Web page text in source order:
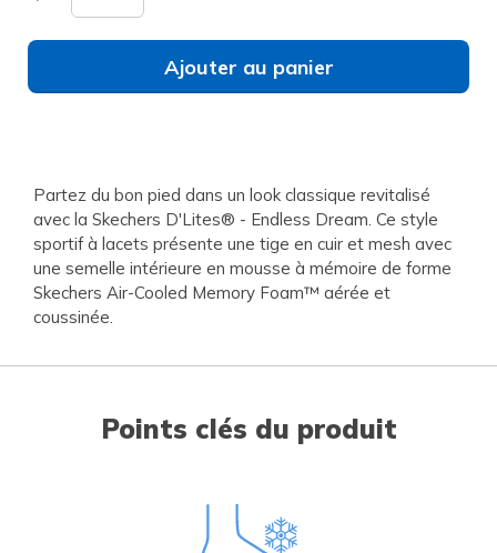
Ajouter au panier
Partez du bon pied dans un look classique revitalisé
avec la Skechers D'Lites® - Endless Dream. Ce style
sportif à lacets présente une tige en cuir et mesh avec
une semelle intérieure en mousse à mémoire de forme
Skechers Air-Cooled Memory Foam™ aérée et
coussinée.
Points clés du produit